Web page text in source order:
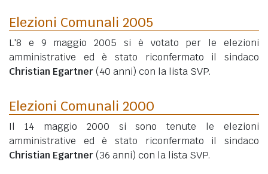
Elezioni Comunali 2005
L'8 e 9 maggio 2005 si è votato per le elezioni
amministrative ed è stato riconfermato il sindaco
Christian Egartner(40 anni) con la lista SVP.
Elezioni Comunali 2000
Il 14 maggio 2000 si sono tenute le elezioni
amministrative ed è stato riconfermato il sindaco
Christian Egartner(36 anni) con la lista SVP.